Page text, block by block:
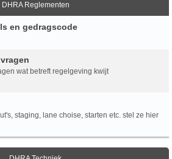
DHRA Reglementen
en gedragscode
wat betreft regelgeving kwijt
staging, lane choise, starten etc. stel ze hier